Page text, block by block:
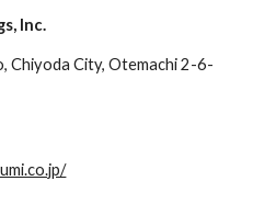
Inc.
Chiyoda City, Otemachi 2-6-